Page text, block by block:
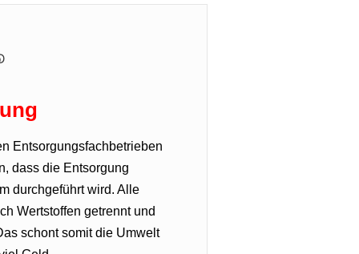
Entsorgungsfachbetrieben
dass die Entsorgung
durchgeführt wird. Alle
Wertstoffen getrennt und
schont somit die Umwelt